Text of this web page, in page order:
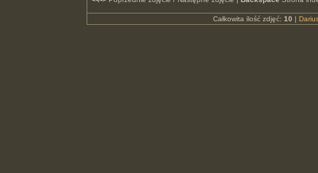
Całkowita ilość zdjęć: 10 |